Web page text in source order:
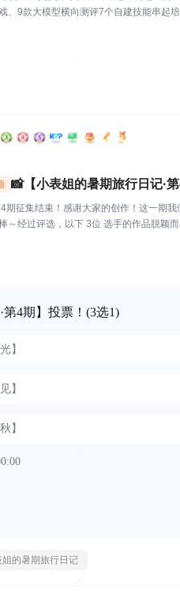
、9款大模型横向测评7个自建技能串起
📸【小表姐的暑期旅行日记·
期征集结束！感谢大家的创作！这一期
～经过评选，以下 3位 选手的作品脱颖
4期】投票！ (3选1)
】
】
】
姐的暑期旅行日记